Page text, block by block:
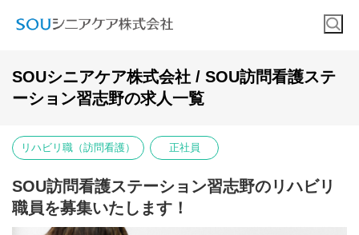
SOUシニアケア株式会社 / SOU訪問看護ステ
ーション習志野の求人一覧
リハビリ職（訪問看護） 正社員
SOU訪問看護ステーション習志野のリハビリ
職員を募集いたします！